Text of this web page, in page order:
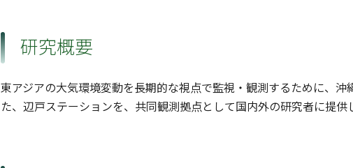
研究概要
東アジアの大気環境変動を長期的な視点で監視・観測するために、
た、辺戸ステーションを、共同観測拠点として国内外の研究者に提供